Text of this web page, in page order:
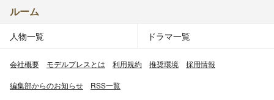
ルーム
人物一覧 ドラマ一覧
会社概要 モデルプレスとは 利用規約 推奨環境 採用情報
編集部からのお知らせ RSS一覧